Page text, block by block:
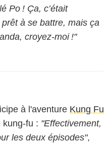
Po ! Ça, c’était
à se battre, mais ça
croyez-moi !"
à l'aventure Kung Fu
kung-fu : "Effectivement,
les deux épisodes",